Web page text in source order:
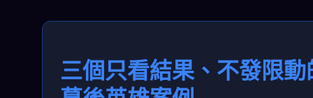
三個只看結果、不發限動